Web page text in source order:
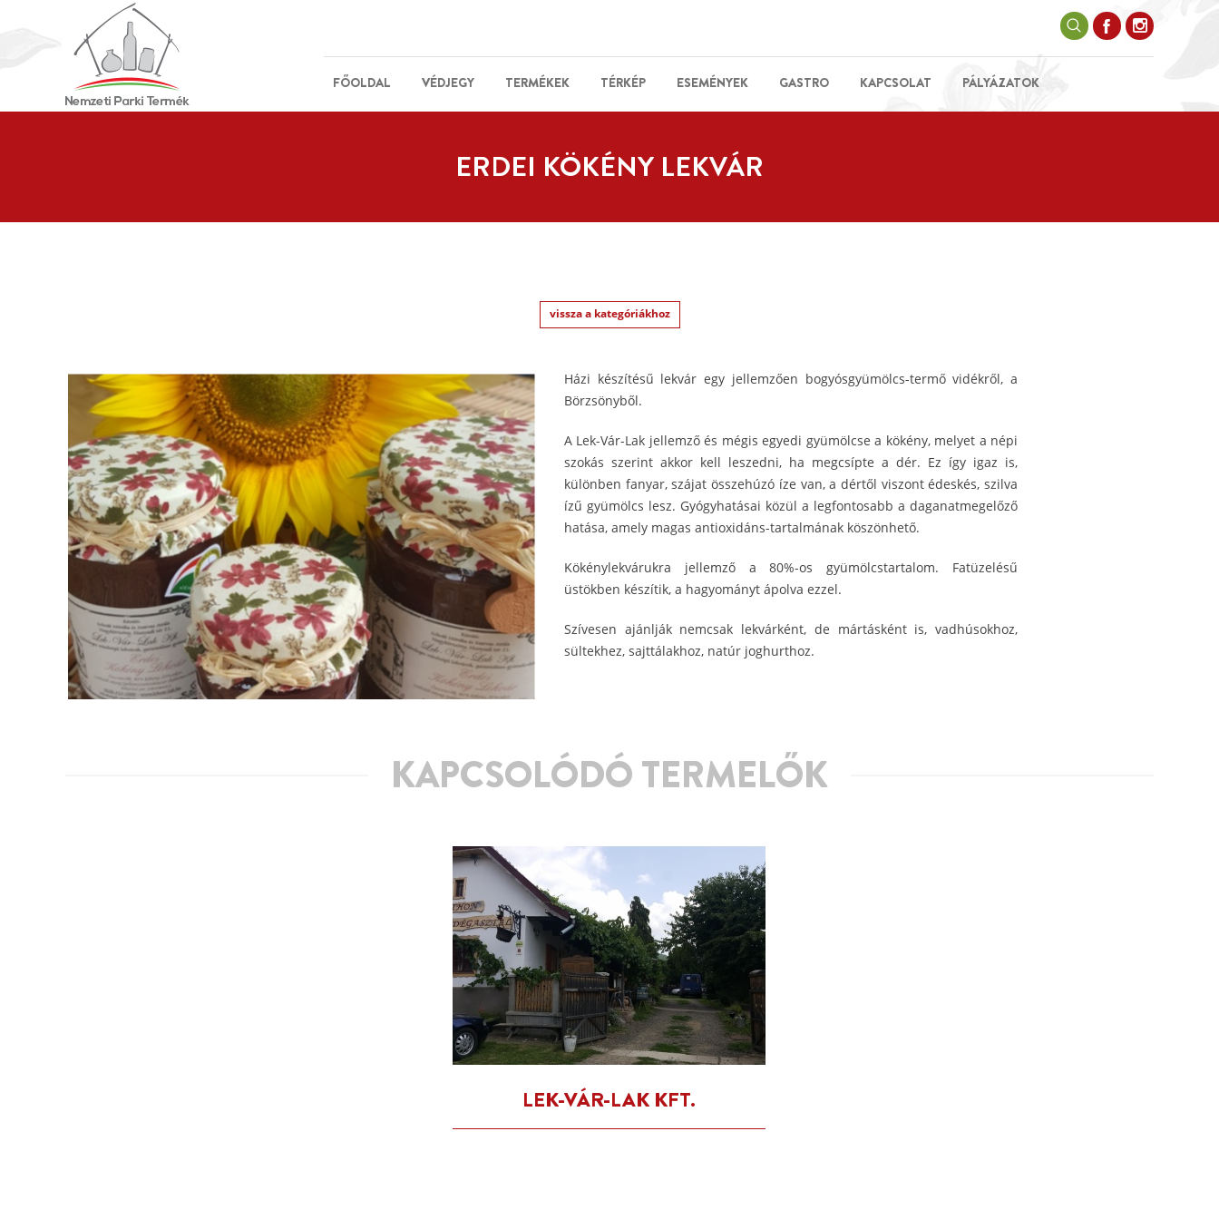
FŐOLDAL VÉDJEGY TERMÉKEK TÉRKÉP ESEMÉNYEK GASTRO KAPCSOLAT PÁLYÁZATOK
ERDEI KÖKÉNY LEKVÁR
vissza a kategóriákhoz
Házi készítésű lekvár egy jellemzően bogyósgyümölcs-termő vidékről, a
Börzsönyből.
A Lek-Vár-Lak jellemző és mégis egyedi gyümölcse a kökény, melyet a népi
szokás szerint akkor kell leszedni, ha megcsípte a dér. Ez így igaz is,
különben fanyar, szájat összehúzó íze van, a dértől viszont édeskés, szilva
ízű gyümölcs lesz. Gyógyhatásai közül a legfontosabb a daganatmegelőző
hatása, amely magas antioxidáns-tartalmának köszönhető.
Kökénylekvárukra jellemző a 80%-os gyümölcstartalom. Fatüzelésű
üstökben készítik, a hagyományt ápolva ezzel.
Szívesen ajánlják nemcsak lekvárként, de mártásként is, vadhúsokhoz,
sültekhez, sajttálakhoz, natúr joghurthoz.
KAPCSOLÓDÓ TERMELŐK
LEK-VÁR-LAK KFT.